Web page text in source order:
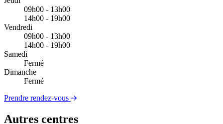
09h00 - 13h00
14h00 - 19h00
Vendredi
09h00 - 13h00
14h00 - 19h00
Samedi
Fermé
Dimanche
Fermé
Prendre rendez-vous
Autres centres